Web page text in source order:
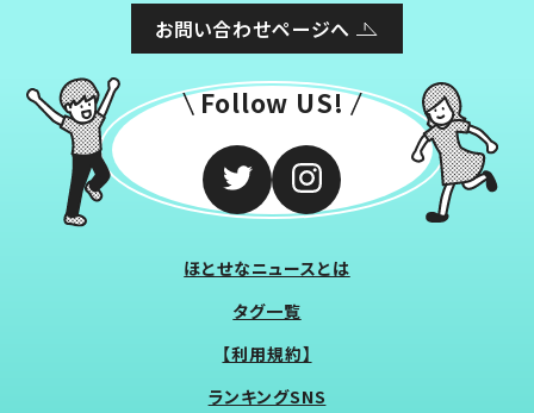
お問い合わせページへ
Follow US!
ほとせなニュースとは
タグ一覧
【利用規約】
ランキングSNS